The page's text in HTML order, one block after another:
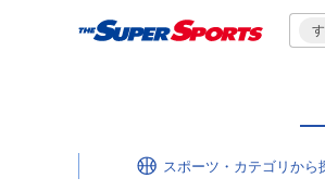
スポーツ・カテゴリ